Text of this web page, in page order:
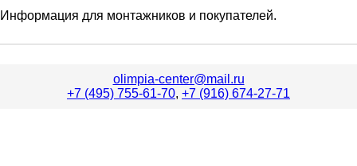
Информация для монтажников и покупателей.
olimpia-center@mail.ru
+7 (495) 755-61-70, +7 (916) 674-27-71